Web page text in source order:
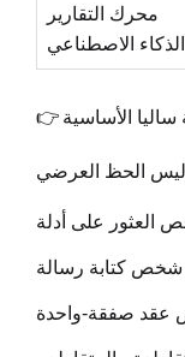
محرك التقارير
الذكاء الاصطناعي
👉 الأساسية
وليس الحظ العرضي